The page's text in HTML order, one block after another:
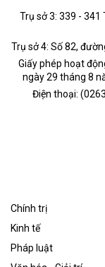
Trụ sở 3: 339 - 341
Trụ sở 4: Số 82,
Giấy phép hoạt
ngày 29 tháng 8
Điện thoại:
Chính trị
Kinh tế
Pháp luật